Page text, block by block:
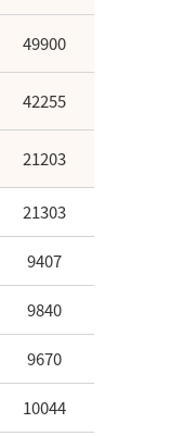
49900
42255
21203
21303
9407
9840
9670
10044